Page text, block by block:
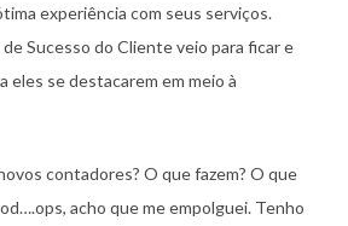
experiência com seus serviços.
Sucesso do Cliente veio para ficar e
eles se destacarem em meio à
contadores? O que fazem? O que
acho que me empolguei. Tenho